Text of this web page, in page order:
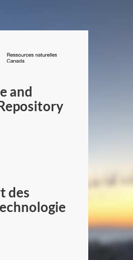
/
Canada
and
des